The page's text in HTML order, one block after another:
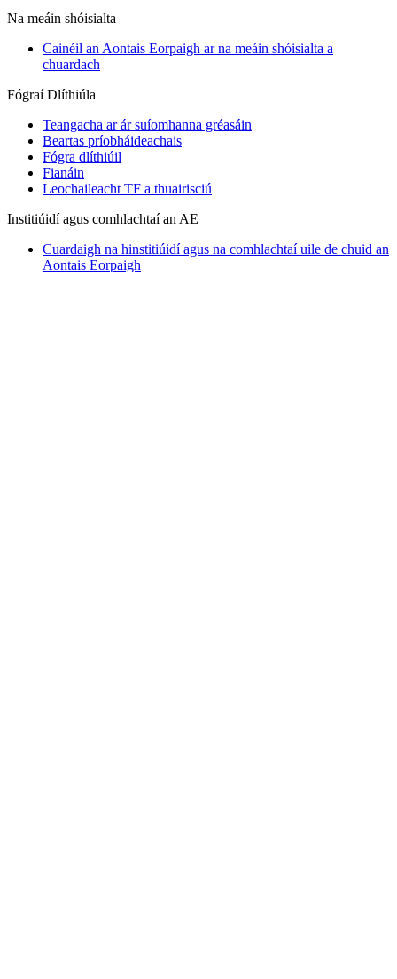
Na meáin shóisialta
Cainéil an Aontais Eorpaigh ar na meáin shóisialta a
chuardach
Fógraí Dlíthiúla
Teangacha ar ár suíomhanna gréasáin
Beartas príobháideachais
Fógra dlíthiúil
Fianáin
Leochaileacht TF a thuairisciú
Institiúidí agus comhlachtaí an AE
Cuardaigh na hinstitiúidí agus na comhlachtaí uile de chuid an
Aontais Eorpaigh